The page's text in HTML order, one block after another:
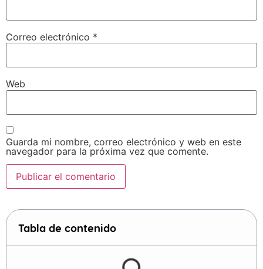
Correo electrónico *
Web
Guarda mi nombre, correo electrónico y web en este
navegador para la próxima vez que comente.
Tabla de contenido